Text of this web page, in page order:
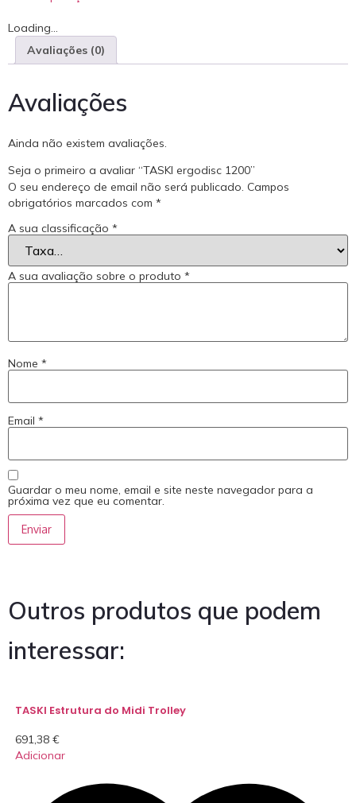
Loading...
Avaliações (0)
Avaliações
Ainda não existem avaliações.
Seja o primeiro a avaliar “TASKI ergodisc 1200”
O seu endereço de email não será publicado. Campos
obrigatórios marcados com *
A sua classificação *
A sua avaliação sobre o produto *
Nome *
Email *
Guardar o meu nome, email e site neste navegador para a
próxima vez que eu comentar.
Outros produtos que podem
interessar:
TASKI Estrutura do Midi Trolley
691,38 €
Adicionar